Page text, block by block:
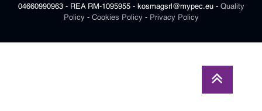
04660990963 - REA RM-1095955 - kosmagsrl@mypec.eu - Quality
Policy- Cookies Policy- Privacy Policy